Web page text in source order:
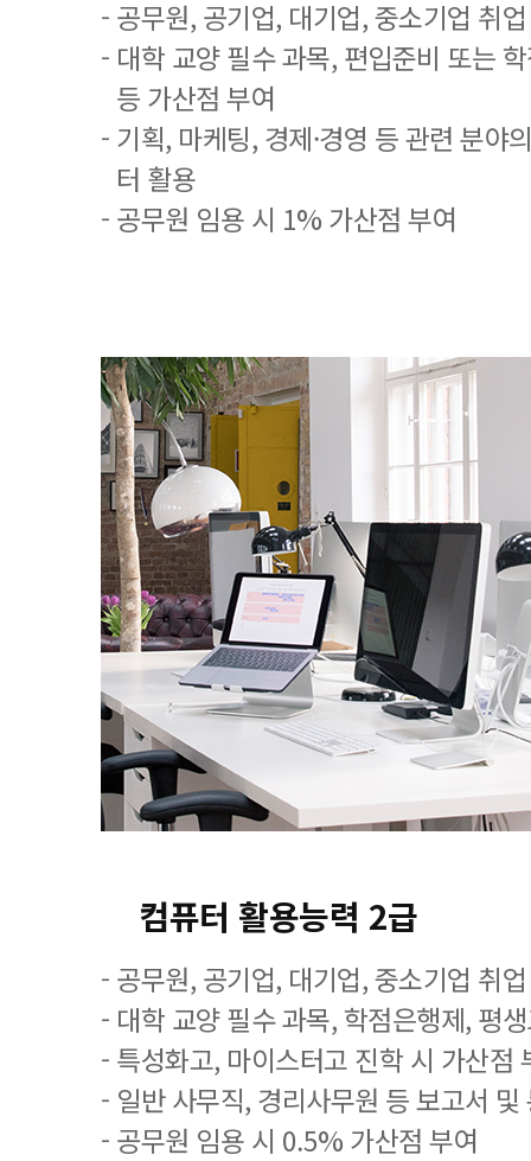
- 공무원, 공기업, 대기업, 중소기업 취
- 대학 교양 필수 과목, 편입준비 또는
등 가산점 부여
- 기획, 마케팅, 경제·경영 등 관련 분야
터 활용
- 공무원 임용 시 1% 가산점 부여
컴퓨터 활용능력 2급
- 공무원, 공기업, 대기업, 중소기업 취
- 대학 교양 필수 과목, 학점은행제, 평
- 특성화고, 마이스터고 진학 시 가산점
- 일반 사무직, 경리사무원 등 보고서 및
- 공무원 임용 시 0.5% 가산점 부여